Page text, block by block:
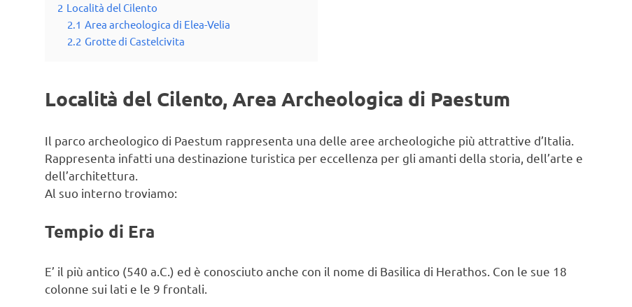
2 Località del Cilento
2.1 Area archeologica di Elea-Velia
2.2 Grotte di Castelcivita
Località del Cilento, Area Archeologica di Paestum
Il parco archeologico di Paestum rappresenta una delle aree archeologiche più attrattive d’Italia.
Rappresenta infatti una destinazione turistica per eccellenza per gli amanti della storia, dell’arte e
dell’architettura.
Al suo interno troviamo:
Tempio di Era
E’ il più antico (540 a.C.) ed è conosciuto anche con il nome di Basilica di Herathos. Con le sue 18
colonne sui lati e le 9 frontali.